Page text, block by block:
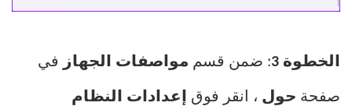
الخطوة 3 : ضمن قسم مواصفات الجهاز في
صفحة حول ، انقر فوق إعدادات النظام